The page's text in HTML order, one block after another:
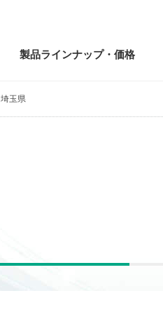
製品ラインナップ・ 価格
埼玉県